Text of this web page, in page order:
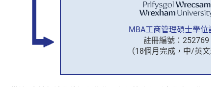
MBA工商管理碩士學位課
註冊編號：252769
（18個月完成，中/英文班